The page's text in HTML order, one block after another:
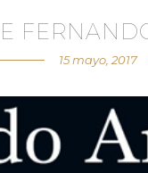
15 mayo, 2017